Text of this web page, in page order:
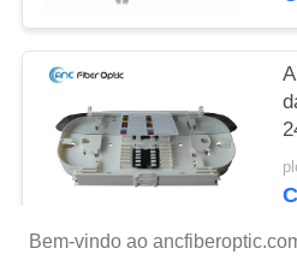
Bem-vindo ao